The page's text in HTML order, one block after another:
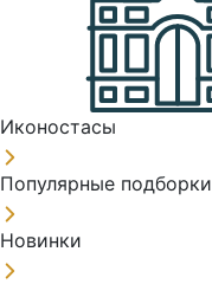
Иконостасы
Популярные подборки
Новинки